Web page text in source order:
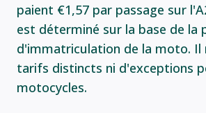
paient €1,57 par passage sur
est déterminé sur la base de la
d'immatriculation de la moto. Il
tarifs distincts ni d'exceptions
motocycles.